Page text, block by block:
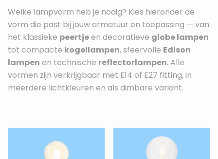
Welke lampvorm heb je nodig? Kies hieronder de
vorm die past bij jouw armatuur en toepassing — van
het klassieke peertjeen decoratieve globe lampen
tot compacte kogellampen, sfeervolle Edison
lampen en technische reflectorlampen. Alle
vormen zijn verkrijgbaar met E14 of E27 fitting, in
meerdere lichtkleuren en als dimbare variant.